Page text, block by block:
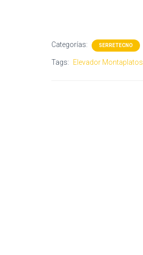
Categorías: SERRETECNO
Tags: Elevador Montaplatos